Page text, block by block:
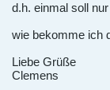
d.h. einmal soll
wie bekomme ich
Liebe Grüße
Clemens